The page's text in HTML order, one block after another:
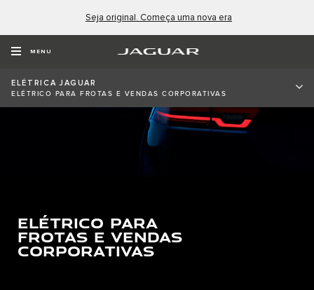
Seja original. Começa uma nova era
MENU
ELÉTRICA JAGUAR
ELÉTRICO PARA FROTAS E VENDAS CORPORATIVAS
ELÉTRICO PARA
FROTAS E VENDAS
CORPORATIVAS